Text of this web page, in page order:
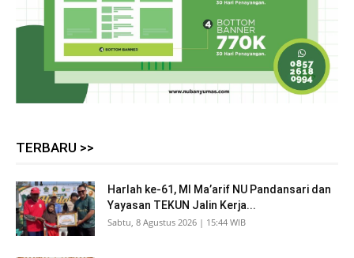
TERBARU >>
Harlah ke-61, MI Ma’arif NU Pandansari dan
Yayasan TEKUN Jalin Kerja...
Sabtu, 8 Agustus 2026 | 15:44 WIB